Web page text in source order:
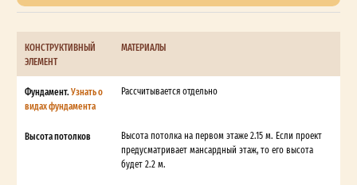
КОНСТРУКТИВНЫЙ
ЭЛЕМЕНТ
МАТЕРИАЛЫ
Фундамент.Узнать о
видах фундамента
Рассчитывается отдельно
Высота потолков
Высота потолка на первом этаже 2.15 м. Если проект
предусматривает мансардный этаж, то его высота
будет 2.2 м.